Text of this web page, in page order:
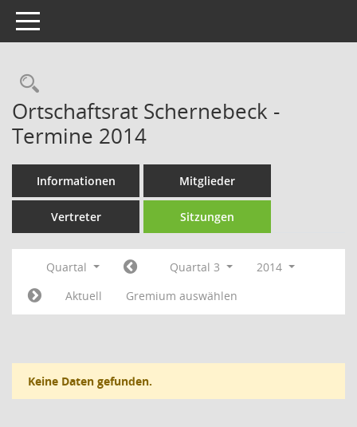
Toggle navigation
Rechercheauswahl
Ortschaftsrat Schernebeck -
Termine 2014
Informationen Mitglieder
Vertreter Sitzungen
Quartal Quartal 3
2014
Aktuell
Gremium auswählen
Keine Daten gefunden.